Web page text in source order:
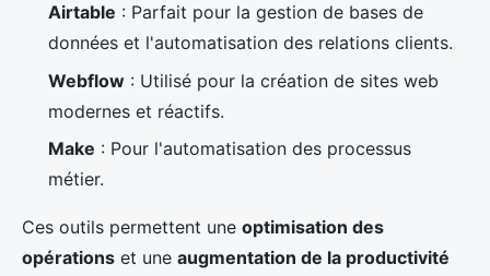
Airtable : Parfait pour la gestion de bases de
données et l'automatisation des relations clients.
Webflow : Utilisé pour la création de sites web
modernes et réactifs.
Make : Pour l'automatisation des processus
métier.
Ces outils permettent une optimisation des
opérations et une augmentation de la productivité